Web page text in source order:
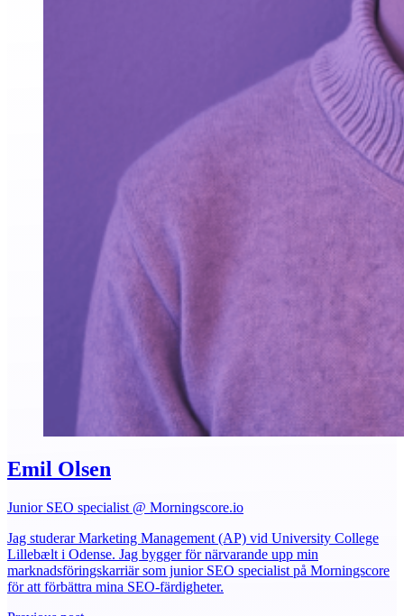
Emil Olsen
Junior SEO specialist @ Morningscore.io
Jag studerar Marketing Management (AP) vid University College
Lillebælt i Odense. Jag bygger för närvarande upp min
marknadsföringskarriär som junior SEO specialist på Morningscore
för att förbättra mina SEO-färdigheter.